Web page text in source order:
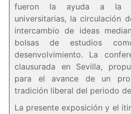
fueron la ayuda a la
universitarias, la circulación
intercambio de ideas
bolsas de estudios
desenvolvimiento. La
clausurada en Sevilla,
para el avance de un
tradición liberal del periodo
La presente exposición y el